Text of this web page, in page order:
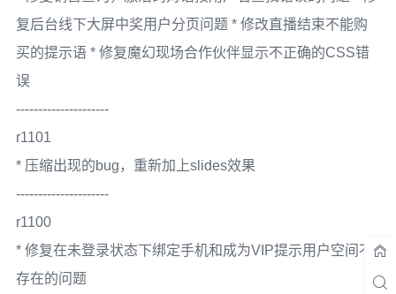
复后台线下大屏中奖用户分页问题 * 修改直播结束不能购
买的提示语 * 修复魔幻现场合作伙伴显示不正确的CSS错
误
---------------------
r1101
* 压缩出现的bug，重新加上slides效果
---------------------
r1100
* 修复在未登录状态下绑定手机和成为VIP提示用户空间不
存在的问题